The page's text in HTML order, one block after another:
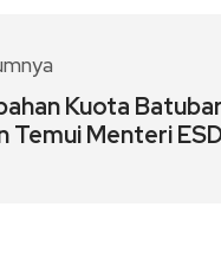
Kuota
Temui Menteri